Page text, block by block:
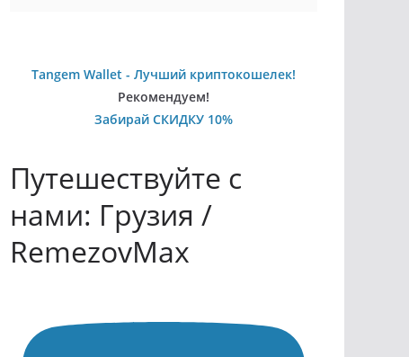
Tangem Wallet - Лучший криптокошелек!
Рекомендуем!
Забирай СКИДКУ 10%
Путешествуйте с
нами: Грузия /
RemezovMax